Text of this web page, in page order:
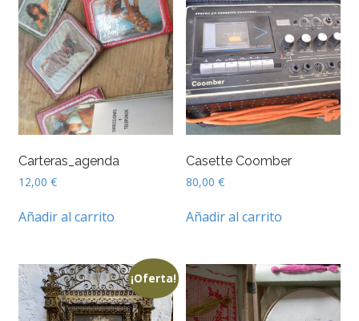
Carteras_agenda
12,00 €
Añadir al carrito
Casette Coomber
80,00€
Añadir al carrito
¡Oferta!